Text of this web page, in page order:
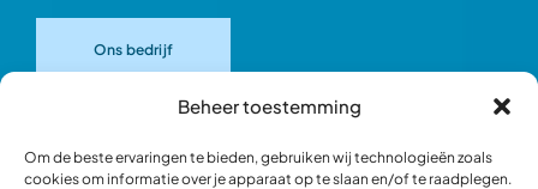
Beheer toestemming
Om de beste ervaringen te bieden, gebruiken wij technologieën zoals
cookies om informatie over je apparaat op te slaan en/of te raadplegen.
Ons bedrijf